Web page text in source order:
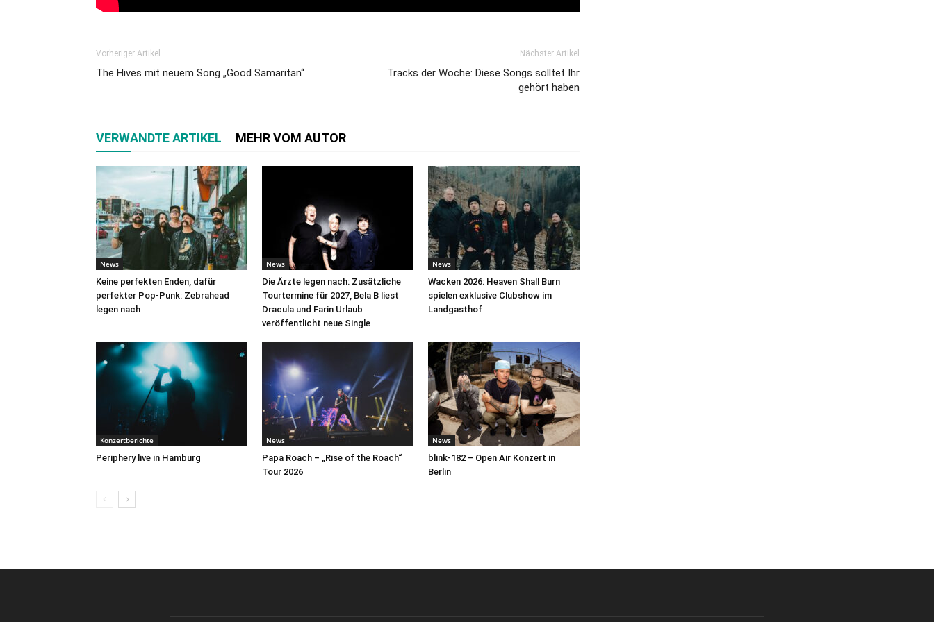
Vorheriger Artikel
The Hives mit neuem Song „Good Samaritan“
Nächster Artikel
Tracks der Woche: Diese Songs solltet Ihr
gehört haben
VERWANDTE ARTIKEL MEHR VOM AUTOR
News
Keine perfekten Enden, dafür
perfekter Pop-Punk: Zebrahead
legen nach
News
Die Ärzte legen nach: Zusätzliche
Tourtermine für 2027, Bela B liest
Dracula und Farin Urlaub
veröffentlicht neue Single
News
Wacken 2026: Heaven Shall Burn
spielen exklusive Clubshow im
Landgasthof
Konzertberichte
Periphery live in Hamburg
News
Papa Roach – „Rise of the Roach“
Tour 2026
News
blink-182 – Open Air Konzert in
Berlin